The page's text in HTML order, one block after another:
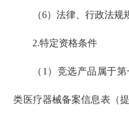
（6）法律、行政法规
2.特定资格条件
（1）竞选产品属于
类医疗器械备案信息表（